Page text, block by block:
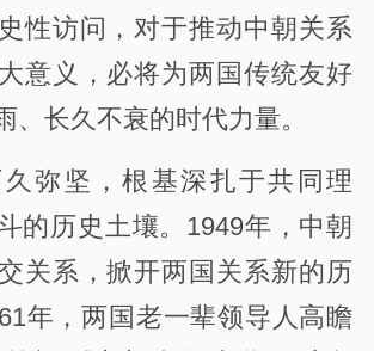
性访问，对于推动中朝关系
意义，必将为两国传统友好
、长久不衰的时代力量。
弥坚，根基深扎于共同理
的历史土壤。1949年，中朝
关系，掀开两国关系新的历
年，两国老一辈领导人高瞻